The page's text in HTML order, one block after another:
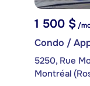
1 500 $ /
Condo /
5250, Rue
Montréal